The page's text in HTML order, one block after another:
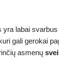
yra labai svarbus
gali gerokai
asmenų